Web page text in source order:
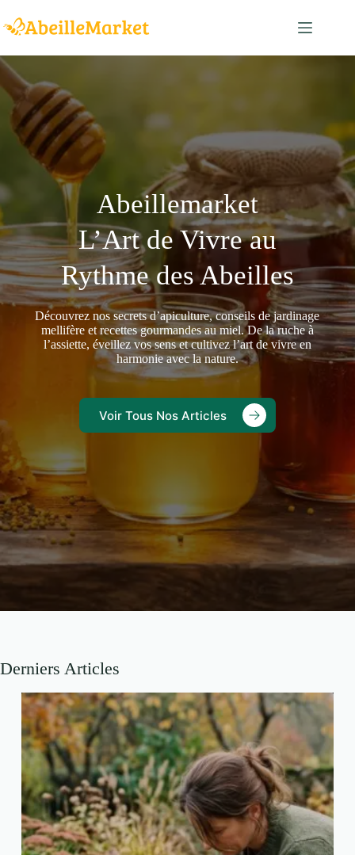
contenu
Abeillemarket
L’Art de Vivre au
Rythme des Abeilles
Découvrez nos secrets d’apiculture, conseils de jardinage
mellifère et recettes gourmandes au miel. De la ruche à
l’assiette, éveillez vos sens et cultivez l’art de vivre en
harmonie avec la nature.
Voir Tous Nos Articles
Derniers Articles